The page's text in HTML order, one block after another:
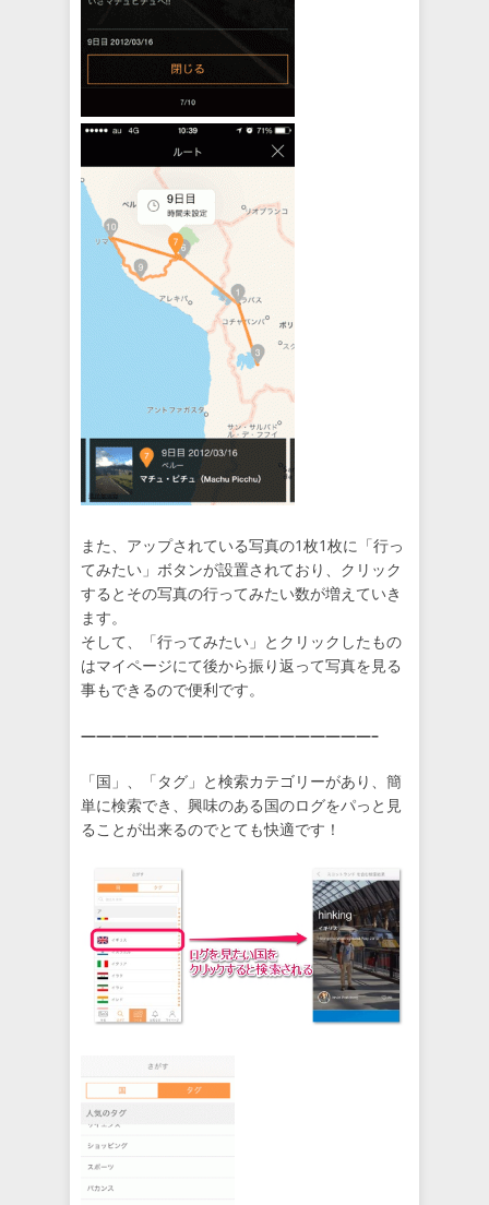
また、アップされている写真の1枚1枚に「行っ
てみたい」ボタンが設置されており、クリック
するとその写真の行ってみたい数が増えていき
ます。
そして、「行ってみたい」とクリックしたもの
はマイページにて後から振り返って写真を見る
事もできるので便利です。
———————————————————–
「国」、「タグ」と検索カテゴリーがあり、簡
単に検索でき、興味のある国のログをパっと見
ることが出来るのでとても快適です！